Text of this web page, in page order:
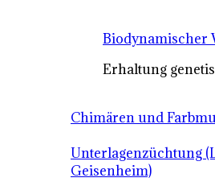
Biodynamischer
Erhaltung
Chimären und
Unterlagenzüchtung
Geisenheim)